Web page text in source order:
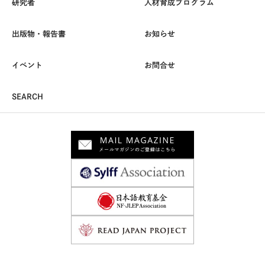
研究者 人材育成プログラム
出版物・報告書 お知らせ
イベント お問合せ
SEARCH